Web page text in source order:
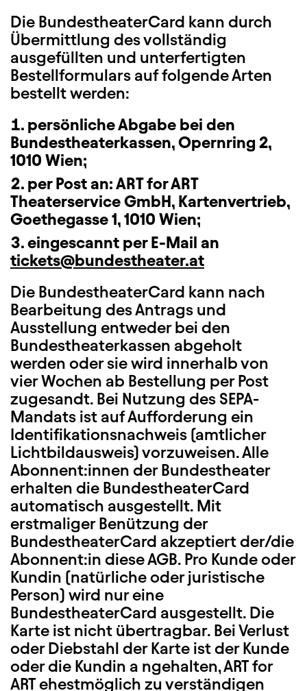
Die BundestheaterCard kann durch
Übermittlung des vollständig
ausgefüllten und unterfertigten
Bestellformulars auf folgende Arten
bestellt werden:
persönliche Abgabe bei den
Bundestheaterkassen, Opernring 2,
1010 Wien;
per Post an: ART for ART
Theaterservice GmbH, Kartenvertrieb,
Goethegasse 1, 1010 Wien;
eingescannt per E-Mail an
tickets@bundestheater.at
Die BundestheaterCard kann nach
Bearbeitung des Antrags und
Ausstellung entweder bei den
Bundestheaterkassen abgeholt
werden oder sie wird innerhalb von
vier Wochen ab Bestellung per Post
zugesandt. Bei Nutzung des SEPA-
Mandats ist auf Aufforderung ein
Identifikationsnachweis (amtlicher
Lichtbildausweis) vorzuweisen. Alle
Abonnent:innen der Bundestheater
erhalten die BundestheaterCard
automatisch ausgestellt. Mit
erstmaliger Benützung der
BundestheaterCard akzeptiert der/die
Abonnent:in diese AGB. Pro Kunde oder
Kundin (natürliche oder juristische
Person) wird nur eine
BundestheaterCard ausgestellt. Die
Karte ist nicht übertragbar. Bei Verlust
oder Diebstahl der Karte ist der Kunde
oder die Kundin a ngehalten, ART for
ART ehestmöglich zu verständigen